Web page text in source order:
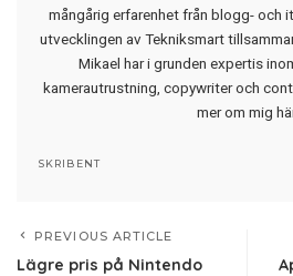
mångårig erfarenhet från blogg- och
utvecklingen av Tekniksmart
Mikael har i grunden expertis
kamerautrustning, copywriter och
mer om mig
SKRIBENT
PREVIOUS ARTICLE
Lägre pris på Nintendo